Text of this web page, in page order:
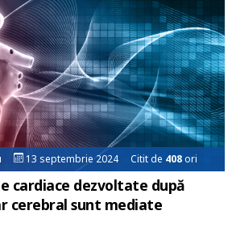
13 septembrie 2024 Citit de 408ori
cardiace dezvoltate după
cerebral sunt mediate